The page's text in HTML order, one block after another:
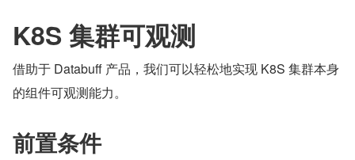
K8S 集群可观测
借助于 Databuff 产品，我们可以轻松地实现 K8S 集群本身
的组件可观测能力。
前置条件